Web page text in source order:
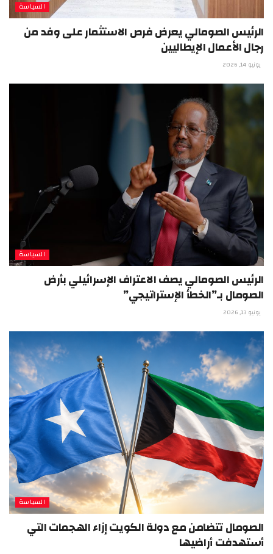
السياسة
الرئيس الصومالي يعرض فرص الاستثمار على وفد من
رجال الأعمال الإيطاليين
يونيو 14, 2026
السياسة
الرئيس الصومالي يصف الاعتراف الإسرائيلي بأرض
الصومال بـ”الخطأ الإستراتيجي”
يونيو 13, 2026
السياسة
الصومال تتضامن مع دولة الكويت إزاء الهجمات التي
أستهدفت أراضيها